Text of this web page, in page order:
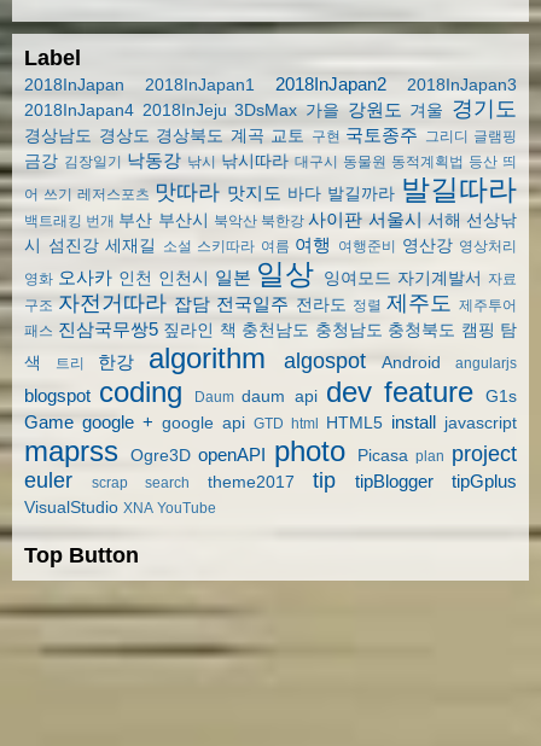
Label
2018InJapan 2018InJapan1 2018InJapan2
2018InJapan3
2018InJapan4 2018InJeju 3DsMax 가을 강원도 겨울 경기도
경상남도 경상도 경상북도 계곡 교토 구현 국토종주 그리디 글램핑
금강 김장일기 낙동강 낚시 낚시따라 대구시 동물원 동적계획법 등산 띄
어 쓰기 레저스포츠 맛따라 맛지도 바다 발길까라 발길따라
백트래킹 번개 부산 부산시 북악산 북한강 사이판 서울시 서해 선상낚
시 섬진강 세재길 소설 스키따라 여름 여행 여행준비 영산강 영상처리
영화 오사카 인천 인천시 일본 일상 잉여모드 자기계발서 자료
구조 자전거따라 잡담 전국일주 전라도 정렬 제주도
제주투어
패스 진삼국무쌍5 짚라인 책 충천남도 충청남도 충청북도 캠핑 탐
색
트리 한강 algorithm algospot Android angularjs
blogspot coding Daum daum api dev feature G1s
Game google + google api GTD html HTML5 install javascript
maprss Ogre3D openAPI photo Picasa plan project
euler
scrap search theme2017 tip tipBlogger tipGplus
VisualStudio XNA YouTube
Top Button